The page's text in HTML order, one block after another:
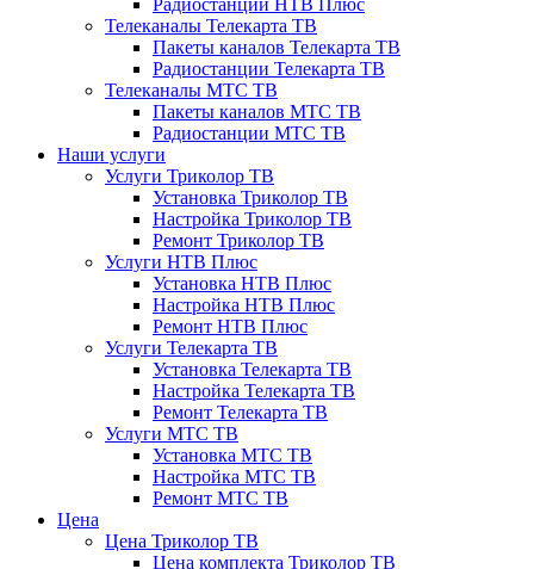
Радиостанции НТВ Плюс
Телеканалы Телекарта ТВ
Пакеты каналов Телекарта ТВ
Радиостанции Телекарта ТВ
Телеканалы МТС ТВ
Пакеты каналов МТС ТВ
Радиостанции МТС ТВ
Наши услуги
Услуги Триколор ТВ
Установка Триколор ТВ
Настройка Триколор ТВ
Ремонт Триколор ТВ
Услуги НТВ Плюс
Установка НТВ Плюс
Настройка НТВ Плюс
Ремонт НТВ Плюс
Услуги Телекарта ТВ
Установка Телекарта ТВ
Настройка Телекарта ТВ
Ремонт Телекарта ТВ
Услуги МТС ТВ
Установка МТС ТВ
Настройка МТС ТВ
Ремонт МТС ТВ
Цена
Цена Триколор ТВ
Цена комплекта Триколор ТВ